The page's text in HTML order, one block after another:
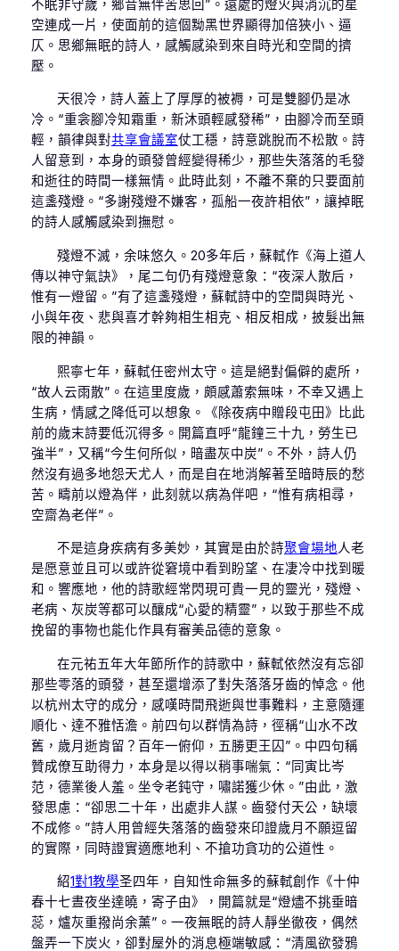
不眠非守歲，鄉音無伴苦思回”。遠處的燈火與消沉的星
空連成一片，使面前的這個黝黑世界顯得加倍狹小、逼
仄。思鄉無眠的詩人，感觸感染到來自時光和空間的擠
壓。
天很冷，詩人蓋上了厚厚的被褥，可是雙腳仍是冰
冷。“重衾腳冷知霜重，新沐頭輕感發稀”，由腳冷而至頭
輕，韻律與對共享會議室仗工穩，詩意跳脫而不松散。詩
人留意到，本身的頭發曾經變得稀少，那些失落落的毛發
和逝往的時間一樣無情。此時此刻，不離不棄的只要面前
這盞殘燈。“多謝殘燈不嫌客，孤船一夜許相依”，讓掉眠
的詩人感觸感染到撫慰。
殘燈不滅，余味悠久。20多年后，蘇軾作《海上道人
傳以神守氣訣》，尾二句仍有殘燈意象：“夜深人散后，
惟有一燈留。”有了這盞殘燈，蘇軾詩中的空間與時光、
小與年夜、悲與喜才幹夠相生相克、相反相成，披髮出無
限的神韻。
熙寧七年，蘇軾任密州太守。這是絕對偏僻的處所，
“故人云雨散”。在這里度歲，頗感蕭索無味，不幸又遇上
生病，情感之降低可以想象。《除夜病中贈段屯田》比此
前的歲末詩要低沉得多。開篇直呼“龍鐘三十九，勞生已
強半”，又稱“今生何所似，暗盡灰中炭”。不外，詩人仍
然沒有過多地怨天尤人，而是自在地消解著至暗時辰的愁
苦。疇前以燈為伴，此刻就以病為伴吧，“惟有病相尋，
空齋為老伴”。
不是這身疾病有多美妙，其實是由於詩聚會場地人老
是愿意並且可以或許從窘境中看到盼望、在凄冷中找到暖
和。響應地，他的詩歌經常閃現可貴一見的靈光，殘燈、
老病、灰炭等都可以釀成“心愛的精靈”，以致于那些不成
挽留的事物也能化作具有審美品德的意象。
在元祐五年大年節所作的詩歌中，蘇軾依然沒有忘卻
那些零落的頭發，甚至還增添了對失落落牙齒的悼念。他
以杭州太守的成分，感嘆時間飛逝與世事難料，主意隨運
順化、達不雅恬澹。前四句以群情為詩，徑稱“山水不改
舊，歲月逝肯留？百年一俯仰，五勝更王囚”。中四句稱
贊成僚互助得力，本身是以得以稍事喘氣：“同寅比岑
范，德業後人羞。坐令老鈍守，嘯諾獲少休。”由此，激
發思慮：“卻思二十年，出處非人謀。齒發付天公，缺壞
不成修。”詩人用曾經失落落的齒發來印證歲月不願逗留
的實際，同時證實適應地利、不搶功貪功的公道性。
紹1對1教學圣四年，自知性命無多的蘇軾創作《十仲
春十七晝夜坐達曉，寄子由》，開篇就是“燈燼不挑垂暗
蕊，爐灰重撥尚余薰”。一夜無眠的詩人靜坐徹夜，偶然
盤弄一下炭火，卻對屋外的消息極端敏感：“清風欲發鴉